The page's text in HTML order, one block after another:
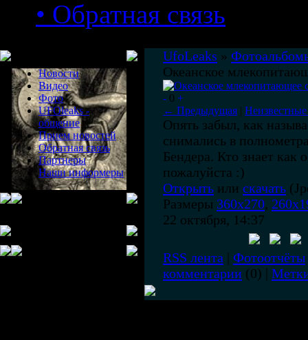
• Обратная связь
Новости
Видео
Фото
UFOleaks -
общение
Прием новостей
Обратная связь
Партнеры
Наши информеры
UfoLeaks »
Океанское
- 0 +
← Предыдущая |
Опять забыл, как
снимались в
Бендера. Кто знает как
пожалуйста :)
Открыть или скачать
Размеры 360x270,
22 октября, 14:37
RSS лента Фотоотчёты
комментарии (0) |